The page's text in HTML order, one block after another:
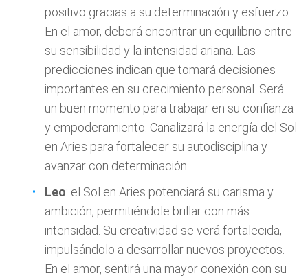
positivo gracias a su determinación y esfuerzo.
En el amor, deberá encontrar un equilibrio entre
su sensibilidad y la intensidad ariana. Las
predicciones indican que tomará decisiones
importantes en su crecimiento personal. Será
un buen momento para trabajar en su confianza
y empoderamiento. Canalizará la energía del Sol
en Aries para fortalecer su autodisciplina y
avanzar con determinación
Leo: el Sol en Aries potenciará su carisma y
ambición, permitiéndole brillar con más
intensidad. Su creatividad se verá fortalecida,
impulsándolo a desarrollar nuevos proyectos.
En el amor, sentirá una mayor conexión con su